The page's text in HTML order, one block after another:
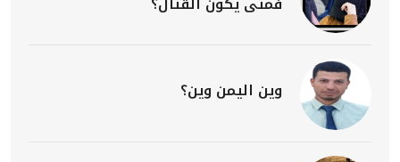
وين اليمن وين؟